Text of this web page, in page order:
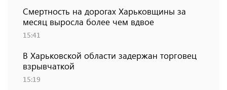
Смертность на дорогах Харьковщины за
месяц выросла более чем вдвое
15:41
В Харьковской области задержан торговец
взрывчаткой
15:19